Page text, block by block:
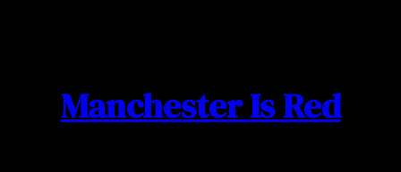
Manchester Is Red